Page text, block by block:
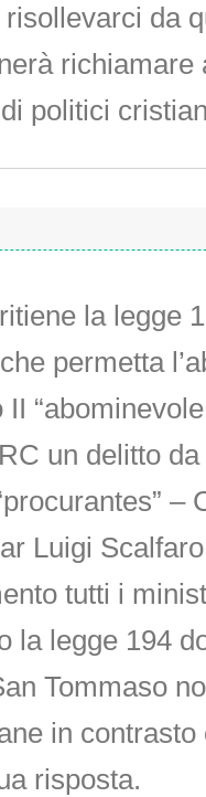
da
richiamare
politici
la legge
permetta
un delitto
–
Luigi
tutti i
la legge 194
Tommaso
in
risposta.